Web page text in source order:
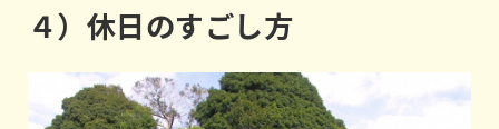
４）休日のすごし方